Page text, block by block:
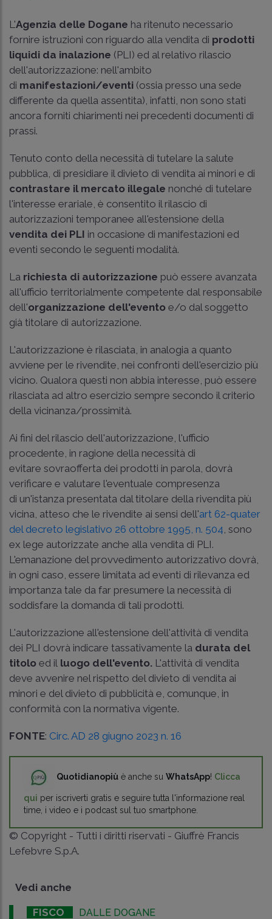
L'Agenzia delle Dogane ha ritenuto necessario
fornire istruzioni con riguardo alla vendita di prodotti
liquidi da inalazione (PLI) ed al relativo rilascio
dell'autorizzazione: nell'ambito
di manifestazioni/eventi (ossia presso una sede
differente da quella assentita), infatti, non sono stati
ancora forniti chiarimenti nei precedenti documenti di
prassi.
Tenuto conto della necessità di tutelare la salute
pubblica, di presidiare il divieto di vendita ai minori e di
contrastare il mercato illegale nonché di tutelare
l'interesse erariale, è consentito il rilascio di
autorizzazioni temporanee all'estensione della
vendita dei PLI in occasione di manifestazioni ed
eventi secondo le seguenti modalità.
La richiesta di autorizzazione può essere avanzata
all'ufficio territorialmente competente dal responsabile
dell'organizzazione dell'evento e/o dal soggetto
già titolare di autorizzazione.
L'autorizzazione è rilasciata, in analogia a quanto
avviene per le rivendite, nei confronti dell'esercizio più
vicino. Qualora questi non abbia interesse, può essere
rilasciata ad altro esercizio sempre secondo il criterio
della vicinanza/prossimità.
Ai fini del rilascio dell'autorizzazione, l'ufficio
procedente, in ragione della necessità di
evitare sovraofferta dei prodotti in parola, dovrà
verificare e valutare l'eventuale compresenza
di un'istanza presentata dal titolare della rivendita più
vicina, atteso che le rivendite ai sensi dell'art 62-quater
del decreto legislativo 26 ottobre 1995, n. 504 , sono
ex lege autorizzate anche alla vendita di PLI.
L'emanazione del provvedimento autorizzativo dovrà,
in ogni caso, essere limitata ad eventi di rilevanza ed
importanza tale da far presumere la necessità di
soddisfare la domanda di tali prodotti.
L'autorizzazione all'estensione dell'attività di vendita
dei PLI dovrà indicare tassativamente la durata del
titolo ed il luogo dell'evento. L'attività di vendita
deve avvenire nel rispetto del divieto di vendita ai
minori e del divieto di pubblicità e, comunque, in
conformità con la normativa vigente.
FONTE: Circ. AD 28 giugno 2023 n. 16
Quotidianopiù è anche su WhatsApp! Clicca
qui per iscriverti gratis e seguire tutta l'informazione real
time, i video e i podcast sul tuo smartphone.
© Copyright - Tutti i diritti riservati - Giuffrè Francis
Lefebvre S.p.A.
Vedi anche
FISCO DALLE DOGANE